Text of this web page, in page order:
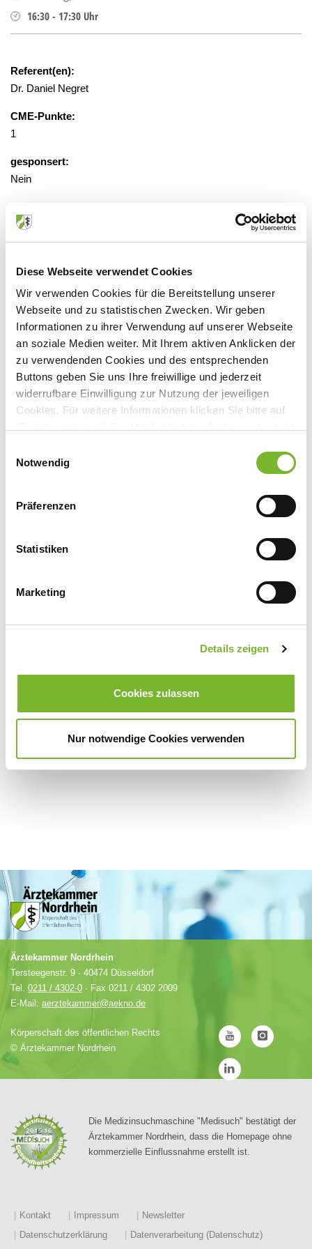
Diese Webseite verwendet Cookies
Wir verwenden Cookies für die Bereitstellung unserer
Webseite und zu statistischen Zwecken. Wir geben
Informationen zu ihrer Verwendung auf unserer Webseite
an soziale Medien weiter. Mit Ihrem aktiven Anklicken der
zu verwendenden Cookies und des entsprechenden
Buttons geben Sie uns Ihre freiwillige und jederzeit
widerrufbare Einwilligung zur Nutzung der jeweiligen
Cookies. Für weitere Informationen klicken Sie bitte auf
Datenschutzerklärung
Notwendig
Präferenzen
Statistiken
Marketing
Details zeigen
Cookies zulassen
Nur notwendige Cookies verwenden
16:30 - 17:30 Uhr
Referent(en):
Dr. Daniel Negret
CME-Punkte:
1
gesponsert:
Nein
gebührenfrei
Krankenhaus Neuwerk, Klinik für
Orthopädie und Unfallchirurgie
Dünner Straße 214-216, 41066
Mönchengladbach
Anbieter:
St. Augustinus-Kliniken gGmbH Krankenhaus Neuwerk
Ansprechpartner:
Dünner Str. 214-216
Tel:
02161 6682207
Für weitere Informationen wenden Sie sich bitte direkt an den jeweiligen
Ärztekammer Nordrhein
Tersteegenstr. 9 · 40474 Düsseldorf
Tel. 0211 / 4302-0 · Fax 0211 / 4302 2009
E-Mail: aerztekammer@aekno.de
Körperschaft des öffentlichen Rechts
© Ärztekammer Nordrhein
Die Medizinsuchmaschine "Medisuch" bestätigt der
Ärztekammer Nordrhein, dass die Homepage ohne
kommerzielle Einflussnahme erstellt ist.
Kontakt Impressum
Newsletter
Datenschutzerklärung
Datenverarbeitung (Datenschutz)